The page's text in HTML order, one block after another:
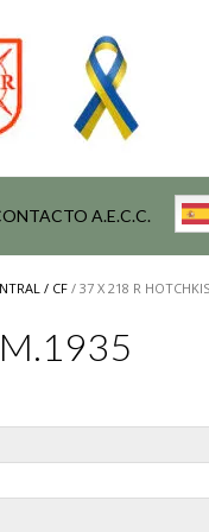
A.E.C.C.
/ CF / 37 X 218 R